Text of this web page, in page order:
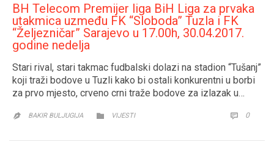
BH Telecom Premijer liga BiH Liga za prvaka
utakmica uzmeđu FK “Sloboda” Tuzla i FK
“Željezničar” Sarajevo u 17.00h, 30.04.2017.
godine nedelja
Stari rival, stari takmac fudbalski dolazi na stadion “Tušanj”
koji traži bodove u Tuzli kako bi ostali konkurentni u borbi
za prvo mjesto, crveno crni traže bodove za izlazak u…
 BAKIR BULJUGIJA  CATEGORY
VIJESTI  0